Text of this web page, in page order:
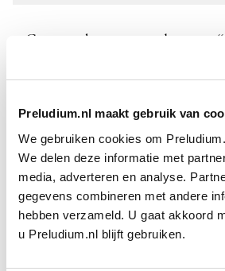
Preludium.nl maakt gebruik van
We gebruiken cookies om
We delen deze informatie met
media, adverteren en analyse.
gegevens combineren met andere
hebben verzameld. U gaat akkoord
u Preludium.nl blijft gebruiken.
Geen resultaten gevonden voor